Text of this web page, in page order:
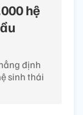
hệ
định
sinh thái